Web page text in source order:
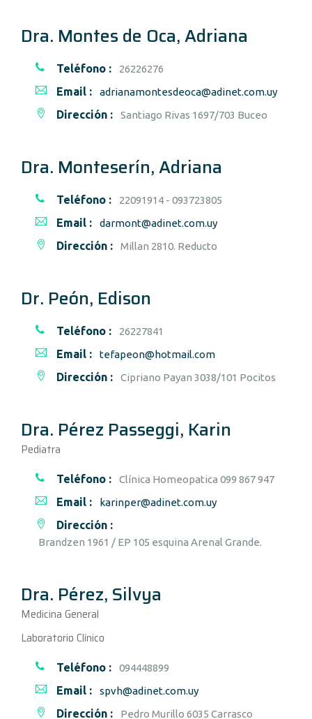
Dra. Montes de Oca, Adriana
Teléfono : 26226276
Email : adrianamontesdeoca@adinet.com.uy
Dirección : Santiago Rivas 1697/703 Buceo
Dra. Monteserín, Adriana
Teléfono : 22091914 - 093723805
Email : darmont@adinet.com.uy
Dirección : Millan 2810. Reducto
Dr. Peón, Edison
Teléfono : 26227841
Email : tefapeon@hotmail.com
Dirección : Cipriano Payan 3038/101 Pocitos
Dra. Pérez Passeggi, Karin
Pediatra
Teléfono : Clínica Homeopatica 099 867 947
Email : karinper@adinet.com.uy
Dirección :
Brandzen 1961 / EP 105 esquina Arenal Grande.
Dra. Pérez, Silvya
Medicina General
Laboratorio Clínico
Teléfono : 094448899
Email : spvh@adinet.com.uy
Dirección : Pedro Murillo 6035 Carrasco